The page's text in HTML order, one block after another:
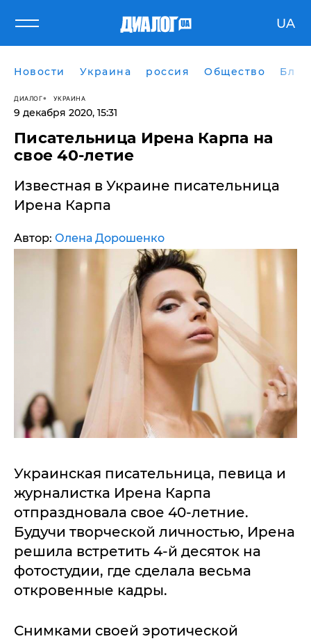
UA
Новости Украина россия Общество
ДИАЛОГ УКРАИНА
9 декабря 2020, 15:31
Писательница Ирена Карпа на
свое 40-летие
Известная в Украине писательница
Ирена Карпа
Автор: Олена Дорошенко
Украинская писательница, певица и
журналистка Ирена Карпа
отпраздновала свое 40-летние.
Будучи творческой личностью, Ирена
решила встретить 4-й десяток на
фотостудии, где сделала весьма
откровенные кадры.
Снимками своей эротической